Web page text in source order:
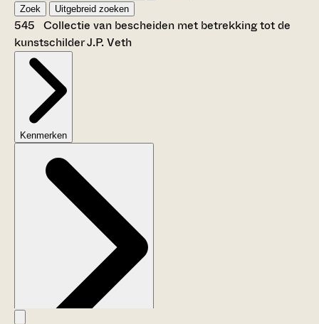
Zoek Uitgebreid zoeken
545 Collectie van bescheiden met betrekking tot de
kunstschilder J.P. Veth
Kenmerken